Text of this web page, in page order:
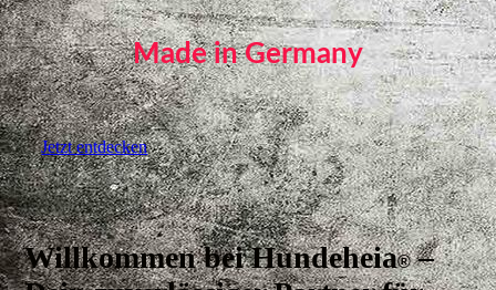
Made in Germany
Jetzt entdecken
Willkommen bei Hundeheia®–